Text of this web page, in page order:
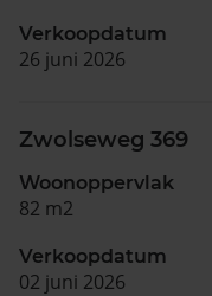
Verkoopdatum
26 juni 2026
Zwolseweg 369
Woonoppervlak
82 m2
Verkoopdatum
02 juni 2026